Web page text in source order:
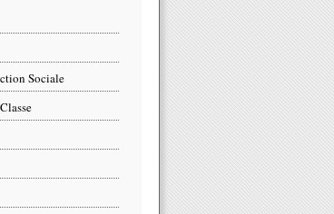
Sociale